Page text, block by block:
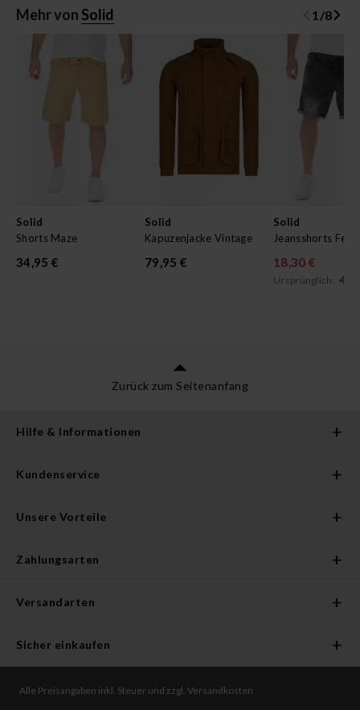
Mehr von Solid 1 /8
Solid
Shorts Maze
34,95 €
Solid
Kapuzenjacke Vintage
79,95 €
Solid
Jeansshorts Felix
18,30 €
Ursprünglich:
Zurück zum Seitenanfang
Hilfe & Informationen
Kundenservice
Unsere Vorteile
Zahlungsarten
Versandarten
Sicher einkaufen
Alle Preisangaben inkl. Steuer und zzgl. Versandkosten